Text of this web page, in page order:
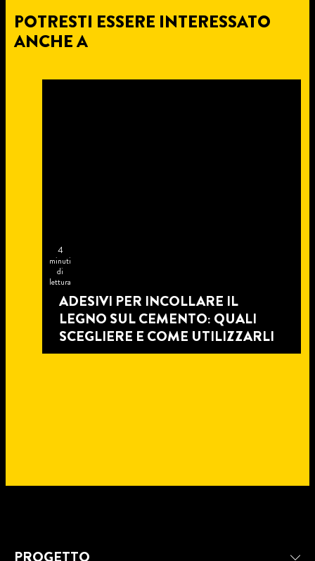
POTRESTI ESSERE INTERESSATO
ANCHE A
4
minuti
di
lettura
ADESIVI PER INCOLLARE IL
LEGNO SUL CEMENTO: QUALI
SCEGLIERE E COME UTILIZZARLI
minuti
8